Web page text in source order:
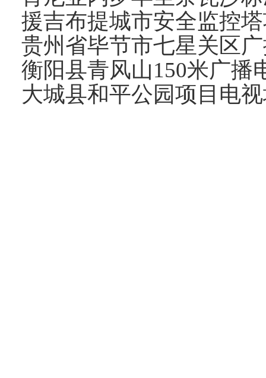
援吉布提城市安全监控
贵州省毕节市七星关区
衡阳县青风山150米广播
大城县和平公园项目电